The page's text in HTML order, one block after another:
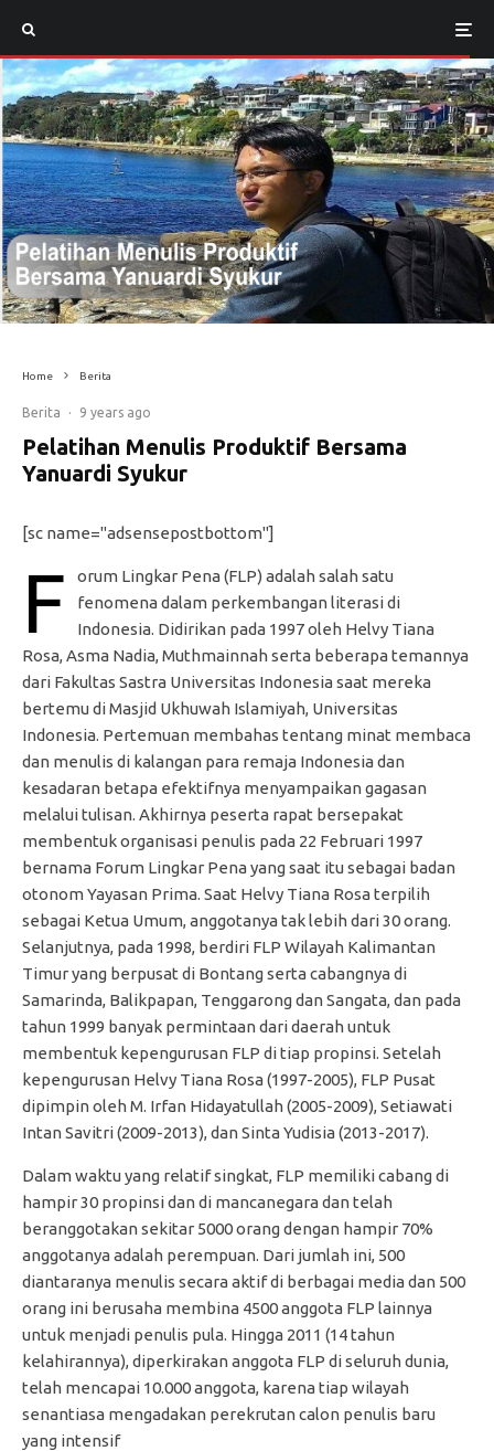
Home Berita
Berita · 9 years ago
Pelatihan Menulis Produktif Bersama
Yanuardi Syukur
[sc name="adsensepostbottom"]
F
orum Lingkar Pena (FLP) adalah salah satu
fenomena dalam perkembangan literasi di
Indonesia. Didirikan pada 1997 oleh Helvy Tiana
Rosa, Asma Nadia, Muthmainnah serta beberapa temannya
dari Fakultas Sastra Universitas Indonesia saat mereka
bertemu di Masjid Ukhuwah Islamiyah, Universitas
Indonesia. Pertemuan membahas tentang minat membaca
dan menulis di kalangan para remaja Indonesia dan
kesadaran betapa efektifnya menyampaikan gagasan
melalui tulisan. Akhirnya peserta rapat bersepakat
membentuk organisasi penulis pada 22 Februari 1997
bernama Forum Lingkar Pena yang saat itu sebagai badan
otonom Yayasan Prima. Saat Helvy Tiana Rosa terpilih
sebagai Ketua Umum, anggotanya tak lebih dari 30 orang.
Selanjutnya, pada 1998, berdiri FLP Wilayah Kalimantan
Timur yang berpusat di Bontang serta cabangnya di
Samarinda, Balikpapan, Tenggarong dan Sangata, dan pada
tahun 1999 banyak permintaan dari daerah untuk
membentuk kepengurusan FLP di tiap propinsi. Setelah
kepengurusan Helvy Tiana Rosa (1997-2005), FLP Pusat
dipimpin oleh M. Irfan Hidayatullah (2005-2009), Setiawati
Intan Savitri (2009-2013), dan Sinta Yudisia (2013-2017).
Dalam waktu yang relatif singkat, FLP memiliki cabang di
hampir 30 propinsi dan di mancanegara dan telah
beranggotakan sekitar 5000 orang dengan hampir 70%
anggotanya adalah perempuan. Dari jumlah ini, 500
diantaranya menulis secara aktif di berbagai media dan 500
orang ini berusaha membina 4500 anggota FLP lainnya
untuk menjadi penulis pula. Hingga 2011 (14 tahun
kelahirannya), diperkirakan anggota FLP di seluruh dunia,
telah mencapai 10.000 anggota, karena tiap wilayah
senantiasa mengadakan perekrutan calon penulis baru
yang intensif